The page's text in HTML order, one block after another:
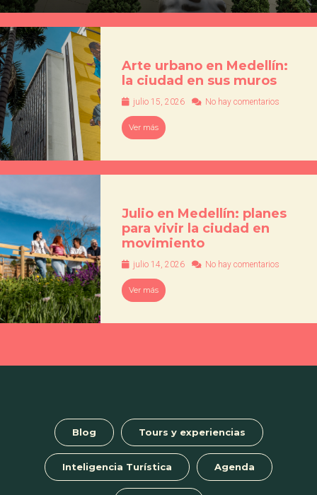
Arte urbano en Medellín:
la ciudad en sus muros
julio 15, 2026 No hay comentarios
Ver más
Julio en Medellín: planes
para vivir la ciudad en
movimiento
julio 14, 2026 No hay comentarios
Ver más
Blog Tours y experiencias
Inteligencia Turística Agenda